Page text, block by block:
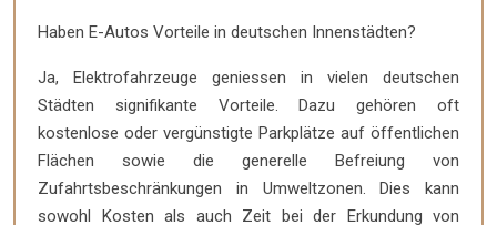
Haben E-Autos Vorteile in deutschen Innenstädten?
Ja, Elektrofahrzeuge geniessen in vielen deutschen
Städten signifikante Vorteile. Dazu gehören oft
kostenlose oder vergünstigte Parkplätze auf öffentlichen
Flächen sowie die generelle Befreiung von
Zufahrtsbeschränkungen in Umweltzonen. Dies kann
sowohl Kosten als auch Zeit bei der Erkundung von